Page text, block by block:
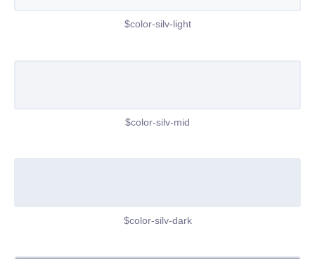
$color-silv-light
$color-silv-mid
$color-silv-dark